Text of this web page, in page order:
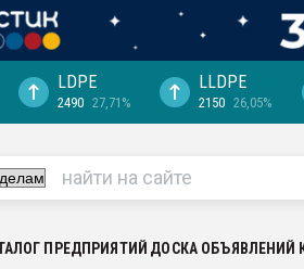
довольна
ПЭТ
LDPE
2490 27,71%
LLDPE
2150 26,05%
ПРЕДПРИЯТИЙ ДОСКА ОБЪЯВЛЕНИЙ